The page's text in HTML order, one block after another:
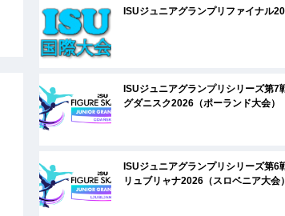
ISUジュニアグランプリファイナル
ISUジュニアグランプリシリーズ第7
グダニスク2026（ポーランド大会）
ISUジュニアグランプリシリーズ第6
リュブリャナ2026（スロベニア大会）